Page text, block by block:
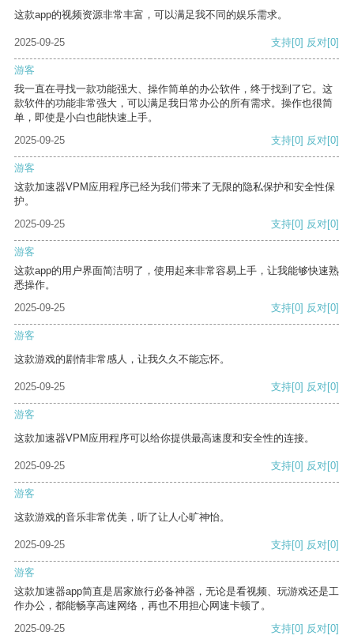
这款app的视频资源非常丰富，可以满足我不同的娱乐需求。
2025-09-25 支持[0] 反对[0]
游客
我一直在寻找一款功能强大、操作简单的办公软件，终于找到了它。这
款软件的功能非常强大，可以满足我日常办公的所有需求。操作也很简
单，即使是小白也能快速上手。
2025-09-25
支持[0] 反对[0]
游客
这款加速器VPM应用程序已经为我们带来了无限的隐私保护和安全性保
护。
2025-09-25
支持[0] 反对[0]
游客
这款app的用户界面简洁明了，使用起来非常容易上手，让我能够快速熟
悉操作。
2025-09-25
支持[0] 反对[0]
游客
这款游戏的剧情非常感人，让我久久不能忘怀。
2025-09-25 支持[0] 反对[0]
游客
这款加速器VPM应用程序可以给你提供最高速度和安全性的连接。
2025-09-25 支持[0] 反对[0]
游客
这款游戏的音乐非常优美，听了让人心旷神怡。
2025-09-25 支持[0] 反对[0]
游客
这款加速器app简直是居家旅行必备神器，无论是看视频、玩游戏还是工
作办公，都能畅享高速网络，再也不用担心网速卡顿了。
2025-09-25
支持[0] 反对[0]